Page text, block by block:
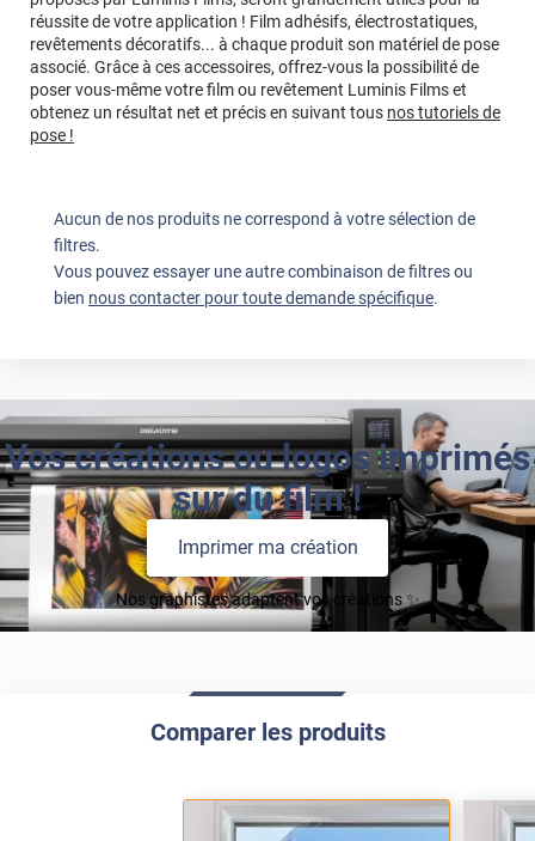
réussite de votre application ! Film adhésifs, électrostatiques,
revêtements décoratifs... à chaque produit son matériel de pose
associé. Grâce à ces accessoires, offrez-vous la possibilité de
poser vous-même votre film ou revêtement Luminis Films et
obtenez un résultat net et précis en suivant tous nos tutoriels de
pose !
Aucun de nos produits ne correspond à votre sélection de
filtres.
Vous pouvez essayer une autre combinaison de filtres ou
bien nous contacter pour toute demande spécifique.
Vos créations ou logos imprimés
sur du film !
Imprimer ma création
Nos graphistes adaptent vos créations ✨
Comparer les produits